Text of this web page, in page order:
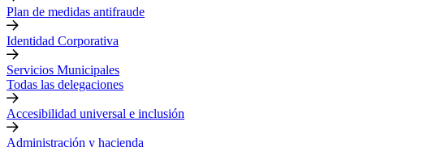
Plan de medidas antifraude
Identidad Corporativa
Servicios Municipales
Todas las delegaciones
Accesibilidad universal e inclusión
Administración y hacienda